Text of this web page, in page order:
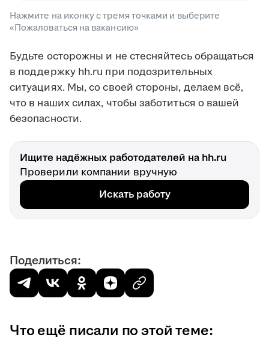
Нажмите на иконку с тремя точками и выберите
«Пожаловаться на вакансию»
Будьте осторожны и не стесняйтесь обращаться
в поддержку hh.ru при подозрительных
ситуациях. Мы, со своей стороны, делаем всё,
что в наших силах, чтобы заботиться о вашей
безопасности.
Ищите надёжных работодателей на hh.ru
Проверили компании вручную
Искать работу
Поделиться:
Что ещё писали по этой теме: